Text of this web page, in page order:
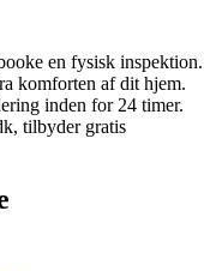
en fysisk inspektion.
komforten af dit hjem.
inden for 24 timer.
tilbyder gratis